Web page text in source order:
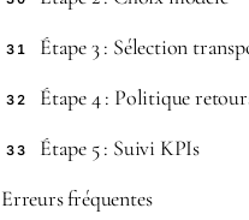
31 Étape 3 : Sélection
32 Étape 4 : Politique
33 Étape 5 : Suivi KPIs
Erreurs fréquentes